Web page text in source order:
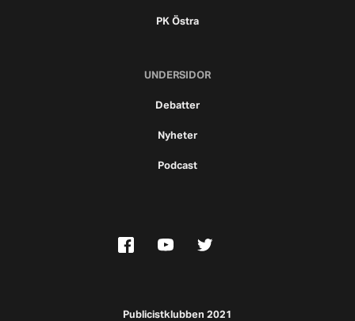
PK Östra
UNDERSIDOR
Debatter
Nyheter
Podcast
Publicistklubben 2021